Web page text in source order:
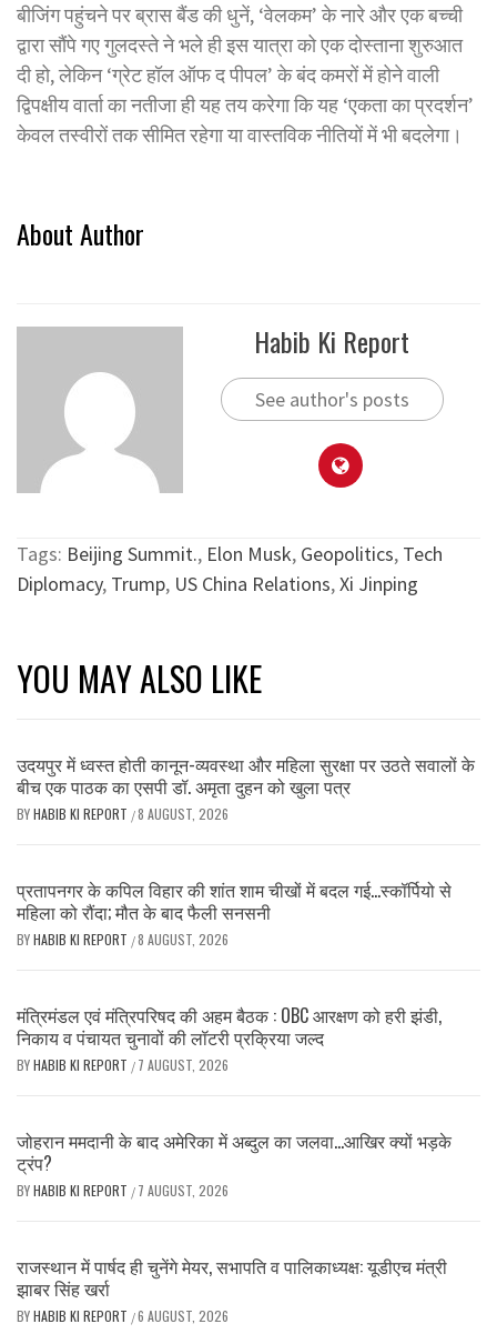
बीजिंग पहुंचने पर ब्रास बैंड की धुनें, ‘वेलकम’ के नारे और एक बच्ची
द्वारा सौंपे गए गुलदस्ते ने भले ही इस यात्रा को एक दोस्ताना शुरुआत
दी हो, लेकिन ‘ग्रेट हॉल ऑफ द पीपल’ के बंद कमरों में होने वाली
द्विपक्षीय वार्ता का नतीजा ही यह तय करेगा कि यह ‘एकता का प्रदर्शन’
केवल तस्वीरों तक सीमित रहेगा या वास्तविक नीतियों में भी बदलेगा।
About Author
Habib Ki Report
See author's posts
Tags: Beijing Summit., Elon Musk, Geopolitics, Tech
Diplomacy, Trump, US China Relations,Xi Jinping
YOU MAY ALSO LIKE
उदयपुर में ध्वस्त होती कानून-व्यवस्था और महिला सुरक्षा पर उठते सवालों के
बीच एक पाठक का एसपी डॉ. अमृता दुहन को खुला पत्र
BYHABIB KI REPORT /8 AUGUST, 2026
प्रतापनगर के कपिल विहार की शांत शाम चीखों में बदल गई…स्कॉर्पियो से
महिला को रौंदा; मौत के बाद फैली सनसनी
BYHABIB KI REPORT /8 AUGUST, 2026
मंत्रिमंडल एवं मंत्रिपरिषद की अहम बैठक : OBC आरक्षण को हरी झंडी,
निकाय व पंचायत चुनावों की लॉटरी प्रक्रिया जल्द
BYHABIB KI REPORT / 7 AUGUST, 2026
जोहरान ममदानी के बाद अमेरिका में अब्दुल का जलवा…आखिर क्यों भड़के
ट्रंप?
BYHABIB KI REPORT / 7 AUGUST, 2026
राजस्थान में पार्षद ही चुनेंगे मेयर, सभापति व पालिकाध्यक्ष: यूडीएच मंत्री
झाबर सिंह खर्रा
BYHABIB KI REPORT /6 AUGUST, 2026